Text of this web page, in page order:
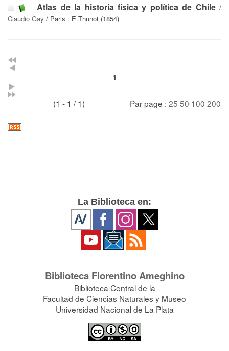
Atlas de la historia física y política de Chile/
Claudio Gay / Paris : E.Thunot (1854)
1
(1 - 1 / 1) Par page : 25 50 100 200
La Biblioteca en:
Biblioteca Florentino Ameghino
Biblioteca Central de la
Facultad de Ciencias Naturales y Museo
Universidad Nacional de La Plata